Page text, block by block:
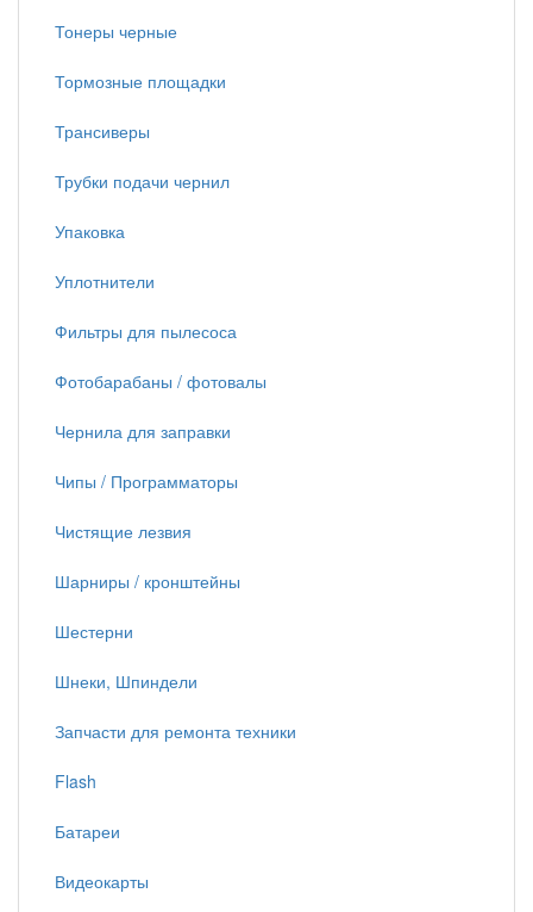
Тонеры черные
Тормозные площадки
Трансиверы
Трубки подачи чернил
Упаковка
Уплотнители
Фильтры для пылесоса
Фотобарабаны / фотовалы
Чернила для заправки
Чипы / Программаторы
Чистящие лезвия
Шарниры / кронштейны
Шестерни
Шнеки, Шпиндели
Запчасти для ремонта техники
Flash
Батареи
Видеокарты